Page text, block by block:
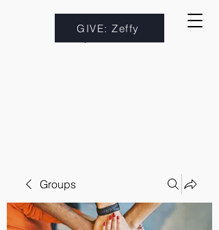
GIVE: Zeffy
Groups